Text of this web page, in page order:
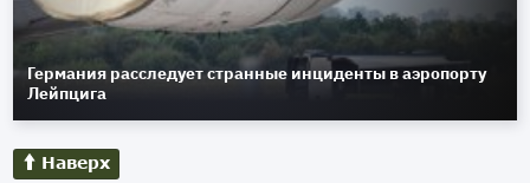
Германия расследует странные инциденты в аэропорту
Лейпцига
Наверх